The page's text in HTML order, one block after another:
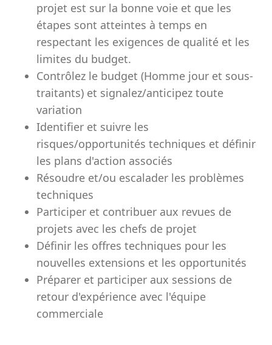
projet est sur la bonne voie et que les
étapes sont atteintes à temps en
respectant les exigences de qualité et les
limites du budget.
Contrôlez le budget (Homme jour et sous-
traitants) et signalez/anticipez toute
variation
Identifier et suivre les
risques/opportunités techniques et définir
les plans d'action associés
Résoudre et/ou escalader les problèmes
techniques
Participer et contribuer aux revues de
projets avec les chefs de projet
Définir les offres techniques pour les
nouvelles extensions et les opportunités
Préparer et participer aux sessions de
retour d'expérience avec l'équipe
commerciale